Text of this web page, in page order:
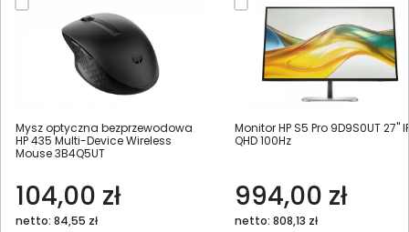
Mysz optyczna bezprzewodowa
HP 435 Multi-Device Wireless
Mouse 3B4Q5UT
104,00 zł
netto: 84,55 zł
Monitor HP S5 Pro 9D9S0UT 27"
QHD 100Hz
994,00 zł
netto: 808,13 zł